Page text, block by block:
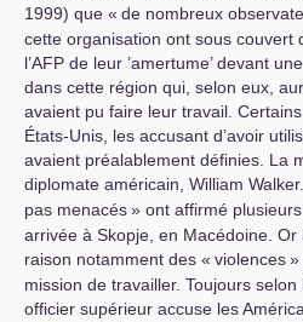
1999) que « de nombreux
cette organisation ont sous couvert
l’AFP de leur ’amertume’ devant
dans cette région qui, selon eux,
avaient pu faire leur travail.
États-Unis, les accusant d’avoir
avaient préalablement définies. La
diplomate américain, William
pas menacés» ont affirmé
arrivée à Skopje, en Macédoine.
raison notamment des « violences»
mission de travailler. Toujours selon
officier supérieur accuse les